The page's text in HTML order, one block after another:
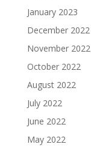
January 2023
December 2022
November 2022
October 2022
August 2022
July 2022
June 2022
May 2022